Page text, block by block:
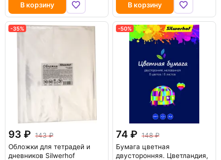
В корзину В корзину
-35%
93
143
Обложки для тетрадей и
дневников Silwerhof
-50%
74
148
Бумага цветная
двусторонняя. Цветландия,